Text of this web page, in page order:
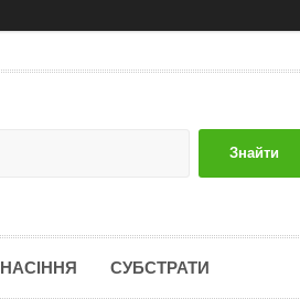
Знайти
НАСІННЯ СУБСТРАТИ